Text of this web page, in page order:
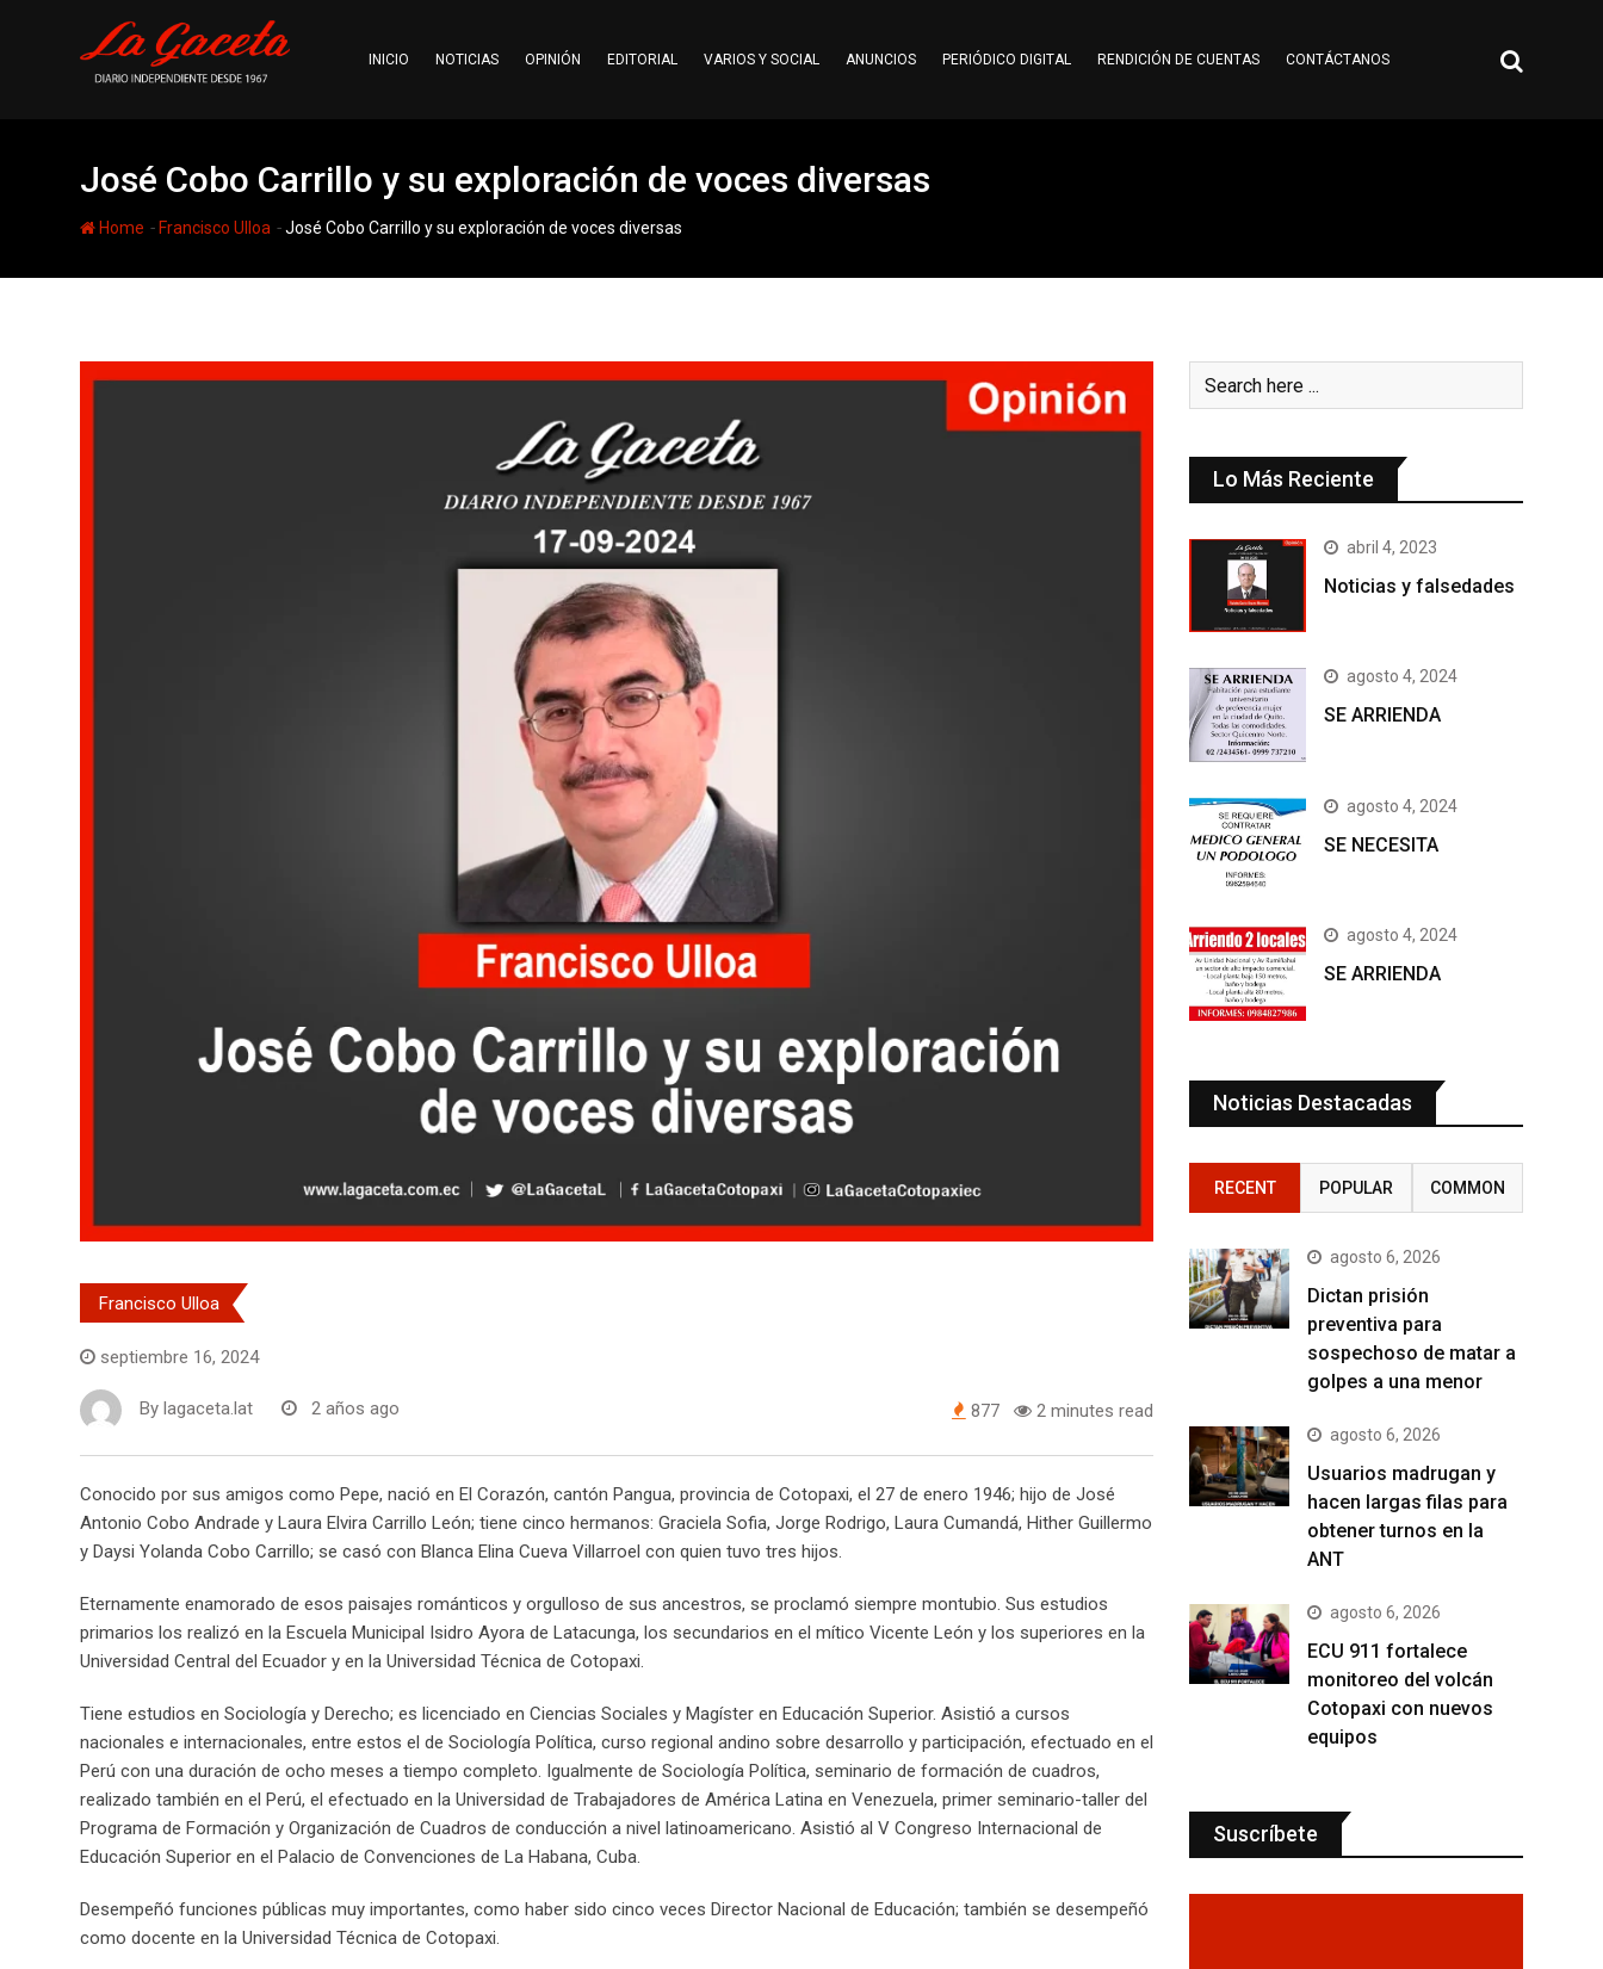
INICIO NOTICIAS OPINIÓN EDITORIAL VARIOS Y SOCIAL ANUNCIOS PERIÓDICO DIGITAL RENDICIÓN DE CUENTAS CONTÁCTANOS
José Cobo Carrillo y su exploración de voces diversas
Home - Francisco Ulloa -José Cobo Carrillo y su exploración de voces diversas
Francisco Ulloa
septiembre 16, 2024
By lagaceta.lat 2 años ago 877 2 minutes read
Conocido por sus amigos como Pepe, nació en El Corazón, cantón Pangua, provincia de Cotopaxi, el 27 de enero 1946; hijo de José
Antonio Cobo Andrade y Laura Elvira Carrillo León; tiene cinco hermanos: Graciela Sofia, Jorge Rodrigo, Laura Cumandá, Hither Guillermo
y Daysi Yolanda Cobo Carrillo; se casó con Blanca Elina Cueva Villarroel con quien tuvo tres hijos.
Eternamente enamorado de esos paisajes románticos y orgulloso de sus ancestros, se proclamó siempre montubio. Sus estudios
primarios los realizó en la Escuela Municipal Isidro Ayora de Latacunga, los secundarios en el mítico Vicente León y los superiores en la
Universidad Central del Ecuador y en la Universidad Técnica de Cotopaxi.
Tiene estudios en Sociología y Derecho; es licenciado en Ciencias Sociales y Magíster en Educación Superior. Asistió a cursos
nacionales e internacionales, entre estos el de Sociología Política, curso regional andino sobre desarrollo y participación, efectuado en el
Perú con una duración de ocho meses a tiempo completo. Igualmente de Sociología Política, seminario de formación de cuadros,
realizado también en el Perú, el efectuado en la Universidad de Trabajadores de América Latina en Venezuela, primer seminario-taller del
Programa de Formación y Organización de Cuadros de conducción a nivel latinoamericano. Asistió al V Congreso Internacional de
Educación Superior en el Palacio de Convenciones de La Habana, Cuba.
Desempeñó funciones públicas muy importantes, como haber sido cinco veces Director Nacional de Educación; también se desempeñó
como docente en la Universidad Técnica de Cotopaxi.
Lo Más Reciente
abril 4, 2023
Noticias y falsedades
agosto 4, 2024
SE ARRIENDA
agosto 4, 2024
SE NECESITA
agosto 4, 2024
SE ARRIENDA
Noticias Destacadas
RECENT POPULAR COMMON
agosto 6, 2026
Dictan prisión
preventiva para
sospechoso de matar a
golpes a una menor
agosto 6, 2026
Usuarios madrugan y
hacen largas filas para
obtener turnos en la
ANT
agosto 6, 2026
ECU 911 fortalece
monitoreo del volcán
Cotopaxi con nuevos
equipos
Suscríbete